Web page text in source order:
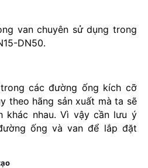
van chuyên sử dụng trong
DN50.
các đường ống kích cỡ
theo hãng sản xuất mà ta sẽ
khác nhau. Vì vậy cần lưu ý
ống và van để lắp đặt